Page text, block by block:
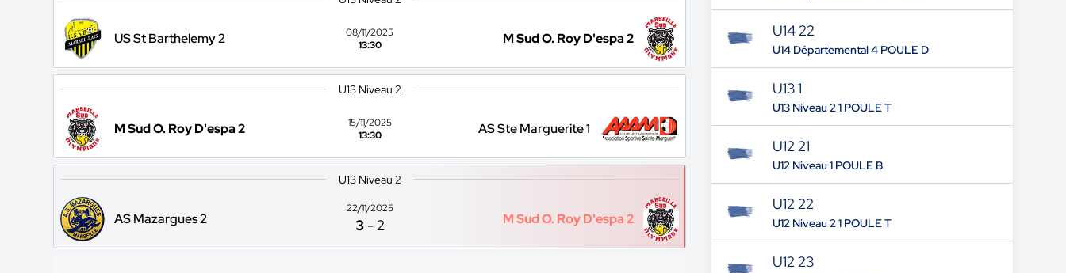
US St Barthelemy 2
08/11/2025
13:30
M Sud O. Roy D'espa 2
U13 Niveau 2
M Sud O. Roy D'espa 2
15/11/2025
13:30
AS Ste Marguerite 1
U13 Niveau 2
AS Mazargues 2
22/11/2025
3 -2 M Sud O. Roy D'espa 2
U14 22
U14 Départemental 4 POULE D
U13 1
U13 Niveau 2 1 POULE T
U12 21
U12 Niveau 1 POULE B
U12 22
U12 Niveau 2 1 POULE T
U12 23